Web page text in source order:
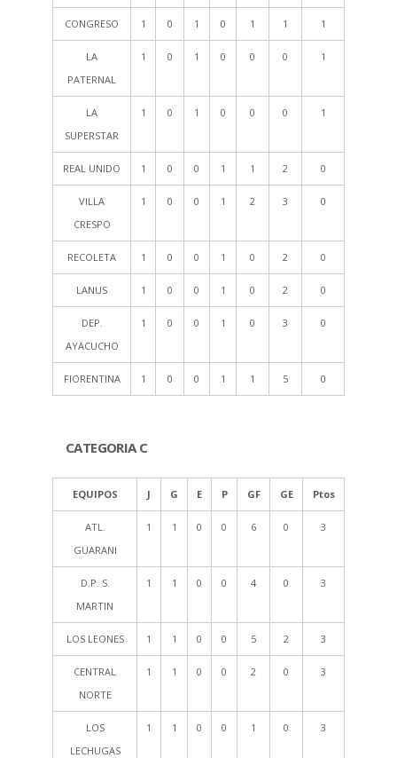
CONGRESO 1 0 1 0 1 1 1
LA
PATERNAL
1 0 1 0 0 0 1
LA
SUPERSTAR
1 0 1 0 0 0 1
REAL UNIDO 1 0 0 1 1 2 0
VILLA
CRESPO
1 0 0 1 2 3 0
RECOLETA 1 0 0 1 0 2 0
LANUS 1 0 0 1 0 2 0
DEP.
AYACUCHO
1 0 0 1 0 3 0
FIORENTINA 1 0 0 1 1 5 0
CATEGORIA C
EQUIPOS J G E P GF GE Ptos
ATL.
GUARANI
1 1 0 0 6 0 3
D.P. S.
MARTIN
1 1 0 0 4 0 3
LOS LEONES 1 1 0 0 5 2 3
CENTRAL
NORTE
1 1 0 0 2 0 3
LOS
LECHUGAS
1 1 0 0 1 0 3